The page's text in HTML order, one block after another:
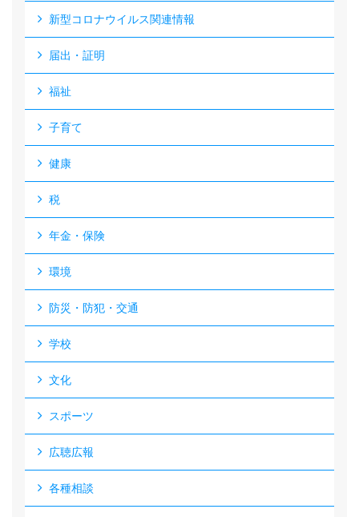
新型コロナウイルス関連情報
届出・証明
福祉
子育て
健康
税
年金・保険
環境
防災・防犯・交通
学校
文化
スポーツ
広聴広報
各種相談